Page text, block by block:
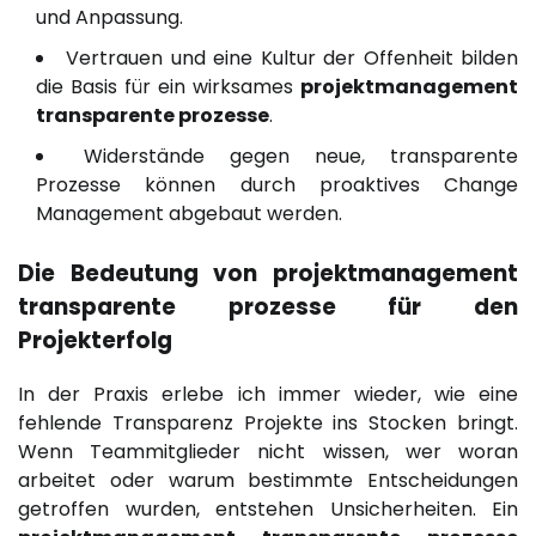
und Anpassung.
Vertrauen und eine Kultur der Offenheit bilden
die Basis für ein wirksames projektmanagement
transparente prozesse.
Widerstände gegen neue, transparente
Prozesse können durch proaktives Change
Management abgebaut werden.
Die Bedeutung von projektmanagement
transparente prozessefür den
Projekterfolg
In der Praxis erlebe ich immer wieder, wie eine
fehlende Transparenz Projekte ins Stocken bringt.
Wenn Teammitglieder nicht wissen, wer woran
arbeitet oder warum bestimmte Entscheidungen
getroffen wurden, entstehen Unsicherheiten. Ein